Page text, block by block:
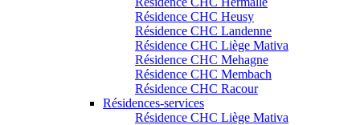
Résidence CHC Heusy
Résidence CHC Landenne
Résidence CHC Liège Mativa
Résidence CHC Mehagne
Résidence CHC Membach
Résidence CHC Racour
Résidences-services
Résidence CHC Liège Mativa